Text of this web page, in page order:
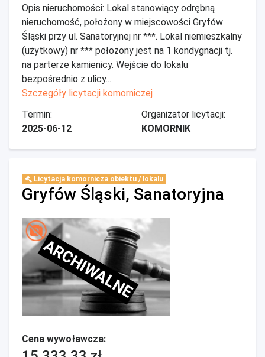
Opis nieruchomości: Lokal stanowiący odrębną
nieruchomość, położony w miejscowości Gryfów
Śląski przy ul. Sanatoryjnej nr ***. Lokal niemieszkalny
(użytkowy) nr *** położony jest na 1 kondygnacji tj.
na parterze kamienicy. Wejście do lokalu
bezpośrednio z ulicy...
Szczegóły licytacji komorniczej
Termin:
2025-06-12
Organizator licytacji:
KOMORNIK
Licytacja komornicza obiektu / lokalu
Gryfów Śląski, Sanatoryjna
ARCHIWALNE
Cena wywoławcza: